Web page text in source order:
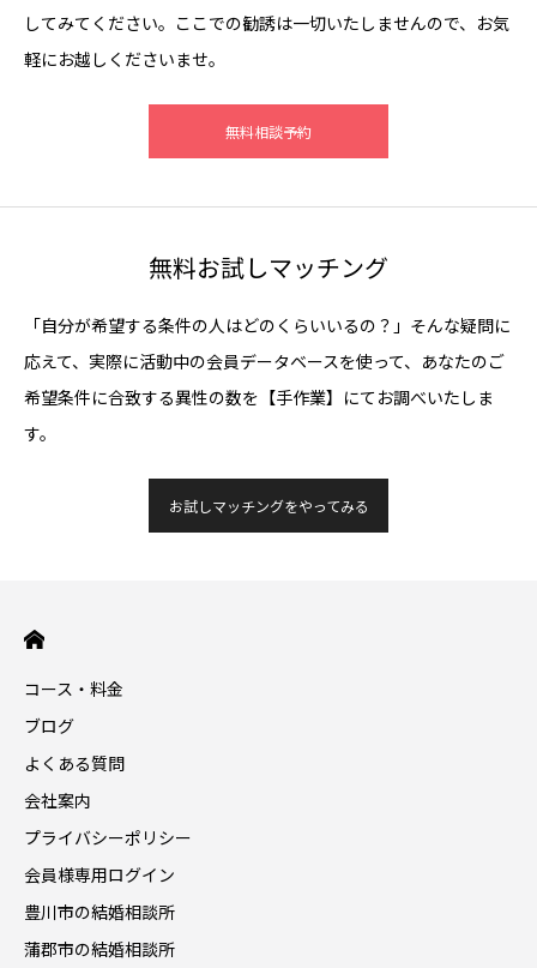
してみてください。ここでの勧誘は一切いたしませんので、お気
軽にお越しくださいませ。
無料相談予約
無料お試しマッチング
「自分が希望する条件の人はどのくらいいるの？」そんな疑問に
応えて、実際に活動中の会員データベースを使って、あなたのご
希望条件に合致する異性の数を【手作業】にてお調べいたしま
す。
お試しマッチングをやってみる
コース・料金
ブログ
よくある質問
会社案内
プライバシーポリシー
会員様専用ログイン
豊川市の結婚相談所
蒲郡市の結婚相談所